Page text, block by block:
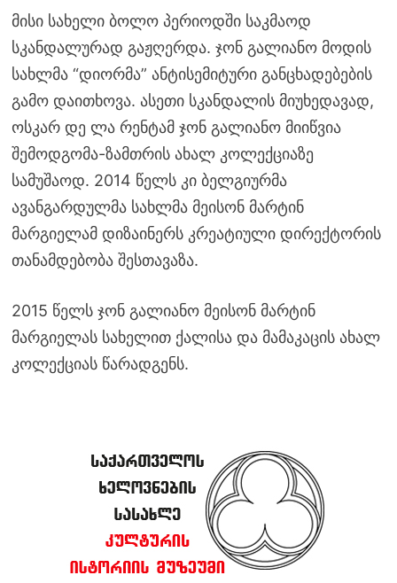
მისი სახელი ბოლო პერიოდში საკმაოდ
სკანდალურად გაჟღერდა. ჯონ გალიანო მოდის
სახლმა “დიორმა” ანტისემიტური განცხადებების
გამო დაითხოვა. ასეთი სკანდალის მიუხედავად,
ოსკარ დე ლა რენტამ ჯონ გალიანო მიიწვია
შემოდგომა-ზამთრის ახალ კოლექციაზე
სამუშაოდ. 2014 წელს კი ბელგიურმა
ავანგარდულმა სახლმა მეისონ მარტინ
მარგიელამ დიზაინერს კრეატიული დირექტორის
თანამდებობა შესთავაზა.
2015 წელს ჯონ გალიანო მეისონ მარტინ
მარგიელას სახელით ქალისა და მამაკაცის ახალ
კოლექციას წარადგენს.